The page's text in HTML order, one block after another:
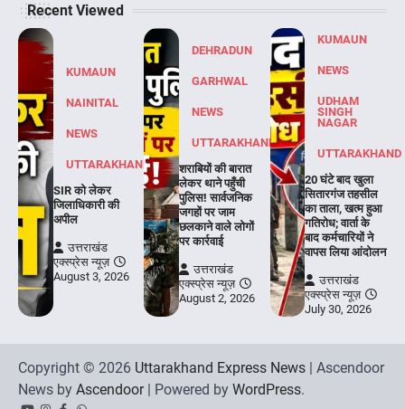
Recent Viewed
KUMAUN
NAINITAL
NEWS
UTTARAKHAND
SIR को लेकर
जिलाधिकारी की
अपील
उत्तराखंड
एक्स्प्रेस न्यूज़
August 3, 2026
DEHRADUN
GARHWAL
NEWS
UTTARAKHAND
शराबियों की बारात
लेकर थाने पहुँची
पुलिस! सार्वजनिक
जगहों पर जाम
छलकाने वाले लोगों
पर कार्रवाई
उत्तराखंड
एक्स्प्रेस न्यूज़
August 2, 2026
KUMAUN
NEWS
UDHAM
SINGH
NAGAR
UTTARAKHAND
20 घंटे बाद खुला
सितारगंज तहसील
का ताला, खत्म हुआ
गतिरोध; वार्ता के
बाद कर्मचारियों ने
वापस लिया आंदोलन
उत्तराखंड
एक्स्प्रेस न्यूज़
July 30, 2026
Copyright © 2026 Uttarakhand Express News | Ascendoor
News by Ascendoor| Powered by WordPress.